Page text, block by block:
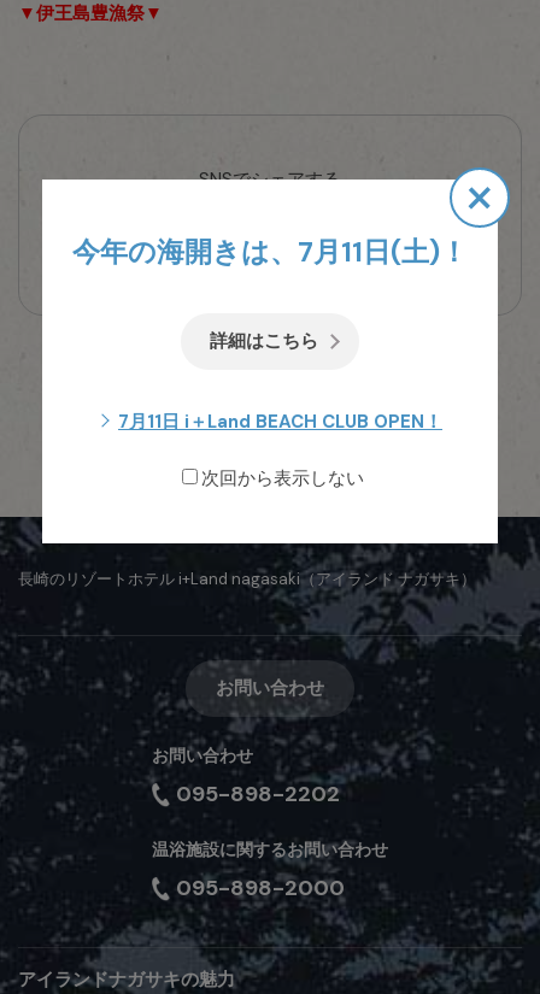
▼伊王島豊漁祭▼
SNSでシェアする
長崎のリゾートホテル i+Land nagasaki（アイランド ナガサキ）
お問い合わせ
お問い合わせ
095-898-2202
温浴施設に関するお問い合わせ
095-898-2000
アイランドナガサキの魅力
今年の海開きは、7月11日(土)！
詳細はこちら
7月11日 i＋Land BEACH CLUB OPEN！
次回から表示しない
×